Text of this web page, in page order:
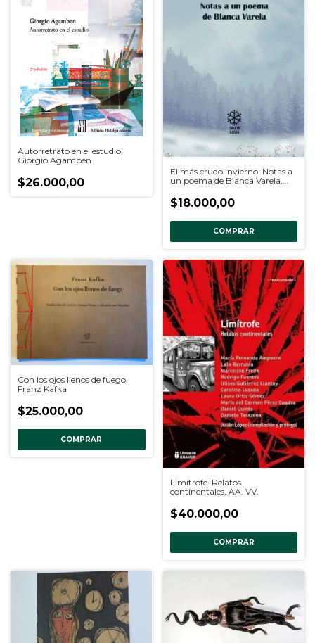
Autorretrato en el estudio,
Giorgio Agamben
$26.000,00
El más crudo invierno. Notas a
un poema de Blanca Varela,
$18.000,00
COMPRAR
Con los ojos llenos de fuego,
Franz Kafka
$25.000,00
COMPRAR
Limítrofe. Relatos
continentales, AA. VV.
$40.000,00
COMPRAR